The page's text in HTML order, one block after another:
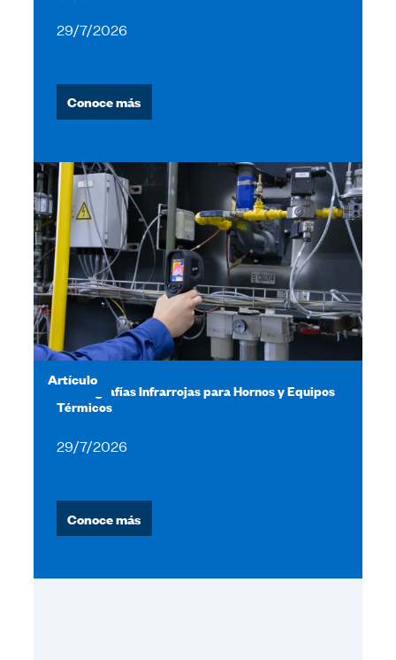
29/7/2026
Conoce más
Artículo
Termografías Infrarrojas para Hornos y Equipos
Térmicos
29/7/2026
Conoce más